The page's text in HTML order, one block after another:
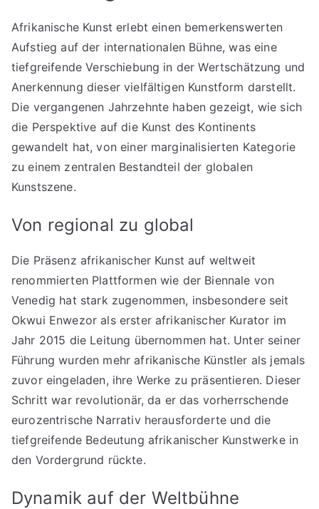
Afrikanische Kunst erlebt einen bemerkenswerten
Aufstieg auf der internationalen Bühne, was eine
tiefgreifende Verschiebung in der Wertschätzung und
Anerkennung dieser vielfältigen Kunstform darstellt.
Die vergangenen Jahrzehnte haben gezeigt, wie sich
die Perspektive auf die Kunst des Kontinents
gewandelt hat, von einer marginalisierten Kategorie
zu einem zentralen Bestandteil der globalen
Kunstszene.
Von regional zu global
Die Präsenz afrikanischer Kunst auf weltweit
renommierten Plattformen wie der Biennale von
Venedig hat stark zugenommen, insbesondere seit
Okwui Enwezor als erster afrikanischer Kurator im
Jahr 2015 die Leitung übernommen hat. Unter seiner
Führung wurden mehr afrikanische Künstler als jemals
zuvor eingeladen, ihre Werke zu präsentieren. Dieser
Schritt war revolutionär, da er das vorherrschende
eurozentrische Narrativ herausforderte und die
tiefgreifende Bedeutung afrikanischer Kunstwerke in
den Vordergrund rückte.
Dynamik auf der Weltbühne